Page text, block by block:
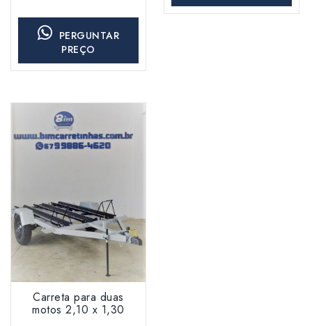
PERGUNTAR
PREÇO
Carreta para duas
motos 2,10 x 1,30